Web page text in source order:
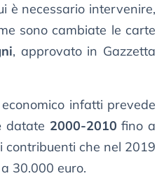
è necessario intervenire,
sono cambiate le carte
, approvato in Gazzetta
infatti prevede
datate 2000-2010 fino a
contribuenti che nel 2019
30.000 euro.